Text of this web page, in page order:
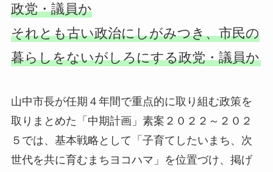
政党・議員か
それとも古い政治にしがみつき、市民の
暮らしをないがしろにする政党・議員か
山中市長が任期４年間で重点的に取り組む政策を
取りまとめた「中期計画」素案２０２２～２０２
５では、基本戦略として「子育てしたいまち、次
世代を共に育むまちヨコハマ」を位置づけ、掲げ